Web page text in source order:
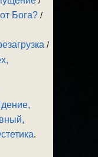
Бога? /
/
.